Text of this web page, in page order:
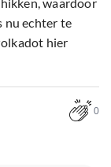
nu echter te
hier
0